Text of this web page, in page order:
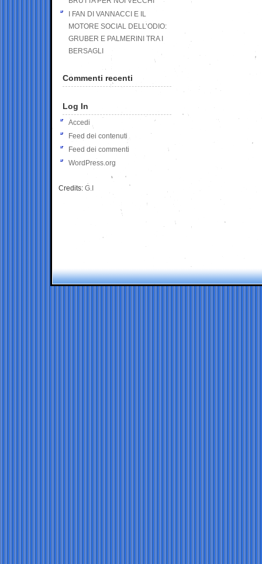
I FAN DI VANNACCI E IL
MOTORE SOCIAL DELL’ODIO:
GRUBER E PALMERINI TRA I
BERSAGLI
Commenti recenti
Log In
Accedi
Feed dei contenuti
Feed dei commenti
WordPress.org
Credits: G.I